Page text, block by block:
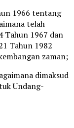
1966 tentang
telah
Tahun 1967 dan
Tahun 1982
zaman;
dimaksud
Undang-